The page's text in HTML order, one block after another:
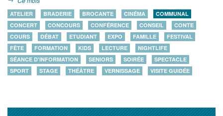
ATELIER BRADERIE BROCANTE CINÉMA
COMMUNAL
CONCERT
CONCOURS CONFÉRENCE CONSEIL
CONTE
COURS
DÉBAT ETUDIANT EXPO FAMILLE
FESTIVAL
FÊTE
FORMATION KIDS LECTURE
NIGHTLIFE
SÉANCE D'INFORMATION
SENIORS SOIRÉE
SPECTACLE
SPORT
STAGE THÉÂTRE VERNISSAGE VISITE GUIDÉE